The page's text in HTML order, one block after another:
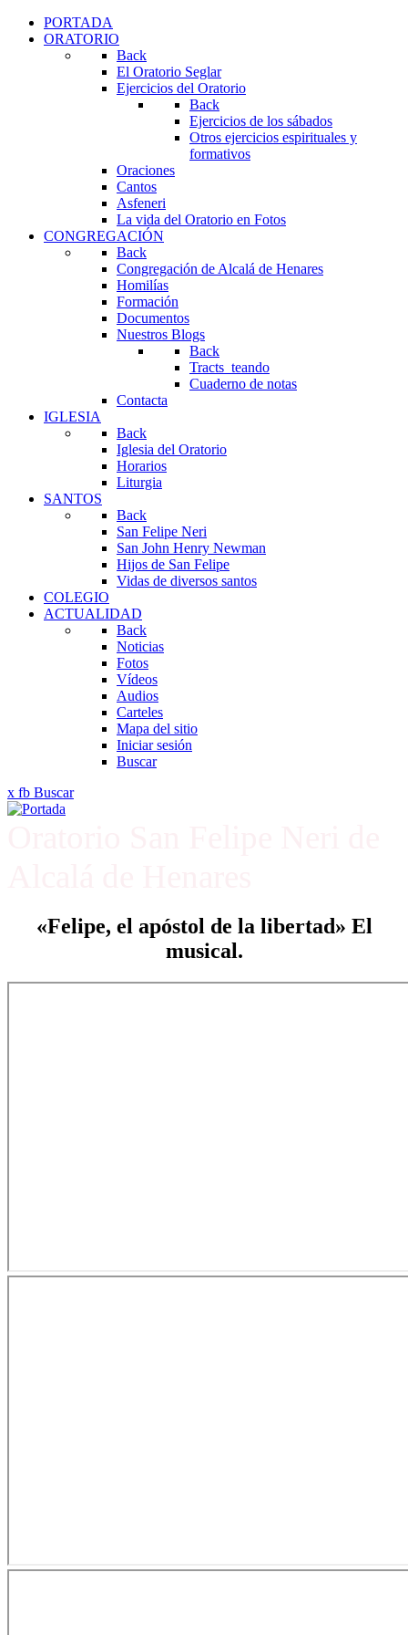
PORTADA
ORATORIO
Back
El Oratorio Seglar
Ejercicios del Oratorio
Back
Ejercicios de los sábados
Otros ejercicios espirituales y
formativos
Oraciones
Cantos
Asfeneri
La vida del Oratorio en Fotos
CONGREGACIÓN
Back
Congregación de Alcalá de Henares
Homilías
Formación
Documentos
Nuestros Blogs
Back
Tracts_teando
Cuaderno de notas
Contacta
IGLESIA
Back
Iglesia del Oratorio
Horarios
Liturgia
SANTOS
Back
San Felipe Neri
San John Henry Newman
Hijos de San Felipe
Vidas de diversos santos
COLEGIO
ACTUALIDAD
Back
Noticias
Fotos
Vídeos
Audios
Carteles
Mapa del sitio
Iniciar sesión
Buscar
x fb Buscar
«Felipe, el apóstol de la libertad» El
musical.